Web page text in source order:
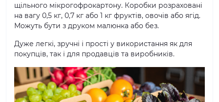
щільного мікрогофрокартону. Коробки розраховані
на вагу 0,5 кг, 0,7 кг або 1 кг фруктів, овочів або ягід.
Можуть бути з друком малюнка або без.
Дуже легкі, зручні і прості у використання як для
покупців, так і для продавців та виробників.